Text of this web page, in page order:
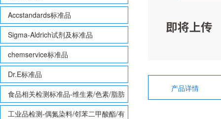
Accstandards标准品
Sigma-Aldrich试剂及标准品
chemservice标准品
Dr.E标准品
食品相关检测标准品-维生素/色素/脂肪
酸甲酯等
工业品检测-偶氮染料/邻苯二甲酸酯/有
产品详情